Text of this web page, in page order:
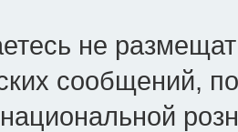
не
сообщений,